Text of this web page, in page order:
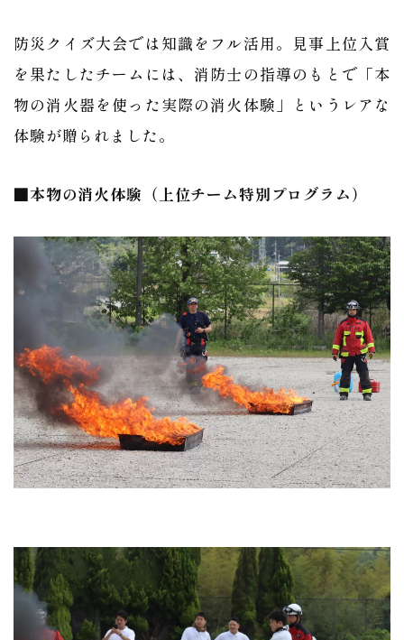
防災クイズ大会では知識をフル活用。見事上位入賞
を果たしたチームには、消防士の指導のもとで「本
物の消火器を使った実際の消火体験」というレアな
体験が贈られました。
■本物の消火体験（上位チーム特別プログラム）